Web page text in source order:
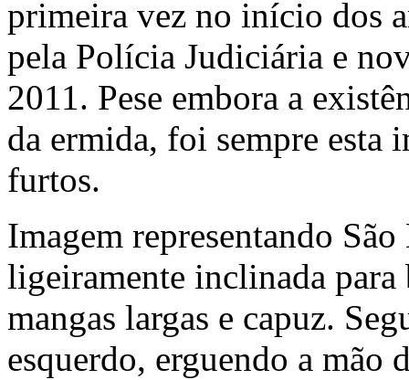
primeira vez no início dos
pela Polícia Judiciária e
2011. Pese embora a
da ermida, foi sempre esta
furtos.
Imagem representando
ligeiramente inclinada
mangas largas e capuz.
esquerdo, erguendo a mão